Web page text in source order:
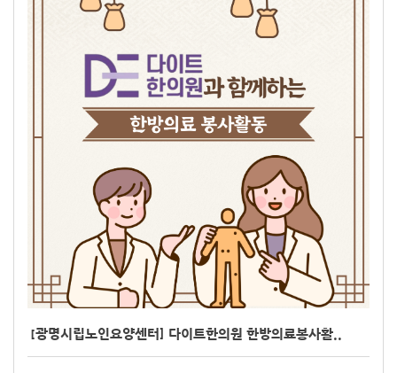
[광명시립노인요양센터] 다이트한의원 한방의료봉사활..